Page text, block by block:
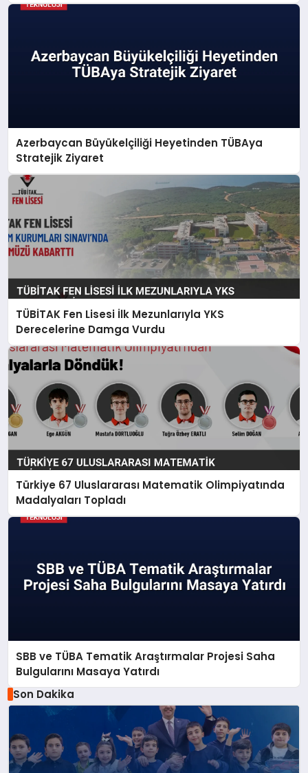
Azerbaycan Büyükelçiliği Heyetinden TÜBAya
Stratejik Ziyaret
TÜBİTAK Fen Lisesi İlk Mezunlarıyla YKS
Derecelerine Damga Vurdu
Türkiye 67 Uluslararası Matematik Olimpiyatında
Madalyaları Topladı
SBB ve TÜBA Tematik Araştırmalar Projesi Saha
Bulgularını Masaya Yatırdı
Son Dakika